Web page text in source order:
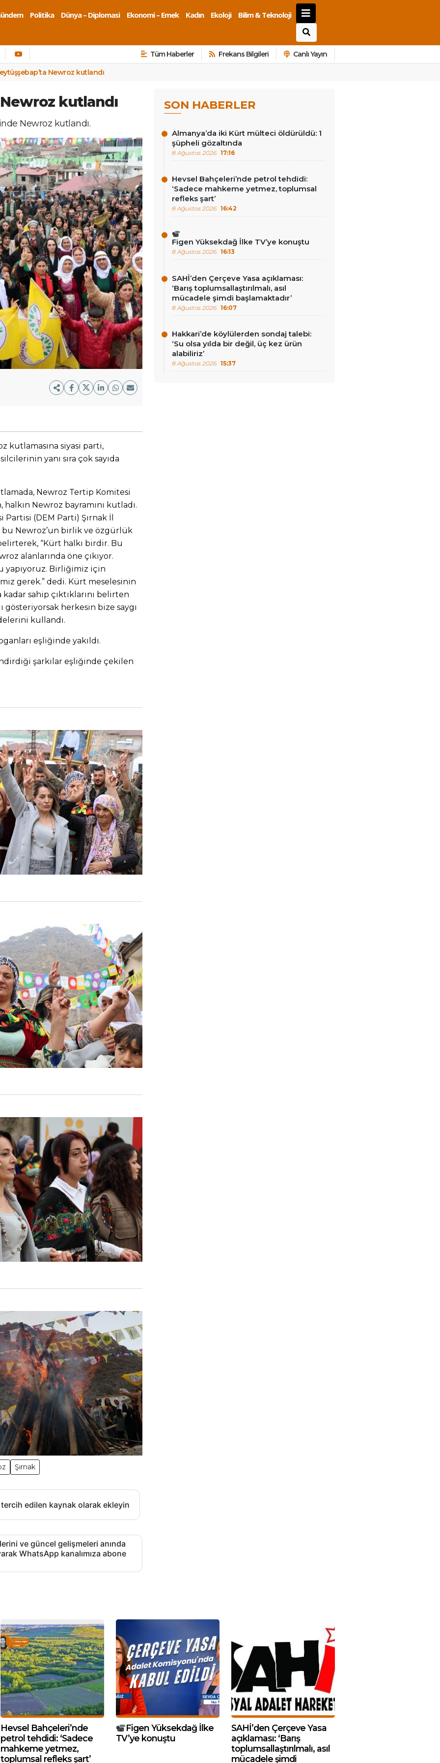
Politika Dünya – Diplomasi Ekonomi – Emek Kadın Ekoloji Bilim & Teknoloji
Tüm Haberler Frekans Bilgileri Canlı Yayın
Newroz kutlandı
kutlandı
Newroz kutlandı.
kutlamasına siyasi parti,
yanı sıra çok sayıda
Newroz Tertip Komitesi
halkın Newroz bayramını kutladı.
(DEM Parti) Şırnak İl
bu Newroz’un birlik ve özgürlük
“Kürt halkı birdir. Bu
alanlarında öne çıkıyor.
yapıyoruz. Birliğimiz için
gerek.” dedi. Kürt meselesinin
sahip çıktıklarını belirten
gösteriyorsak herkesin bize saygı
kullandı.
eşliğinde yakıldı.
şarkılar eşliğinde çekilen
Şırnak
edilen kaynak olarak ekleyin
ve güncel gelişmeleri anında
WhatsApp kanalımıza abone
SON HABERLER
Almanya’da iki Kürt mülteci öldürüldü: 1
şüpheli gözaltında
8 Ağustos 2026 17:16
Hevsel Bahçeleri’nde petrol tehdidi:
‘Sadece mahkeme yetmez, toplumsal
refleks şart’
8 Ağustos 2026 16:42
Figen Yüksekdağ İlke TV’ye konuştu
8 Ağustos 2026 16:13
SAHİ’den Çerçeve Yasa açıklaması:
‘Barış toplumsallaştırılmalı, asıl
mücadele şimdi başlamaktadır’
8 Ağustos 2026 16:07
Hakkari’de köylülerden sondaj talebi:
‘Su olsa yılda bir değil, üç kez ürün
alabiliriz’
8 Ağustos 2026 15:37
Hevsel Bahçeleri’nde
petrol tehdidi: ‘Sadece
mahkeme yetmez,
toplumsal refleks şart’
Figen Yüksekdağ İlke
TV’ye konuştu
SAHİ’den Çerçeve Yasa
açıklaması: ‘Barış
toplumsallaştırılmalı, asıl
mücadele şimdi